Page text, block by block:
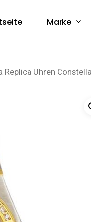
Marke
Replica Uhren